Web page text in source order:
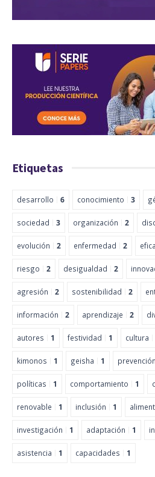
Etiquetas
desarrollo 6 conocimiento 3
sociedad 3 organización 2
evolución 2 enfermedad 2
riesgo 2 desigualdad 2
agresión 2 sostenibilidad 2
información 2 aprendizaje 2
autores 1 festividad 1 cultura
kimonos 1 geisha 1 prevención
políticas 1 comportamiento 1
renovable 1 inclusión 1
investigación 1 adaptación 1
asistencia 1 capacidades 1